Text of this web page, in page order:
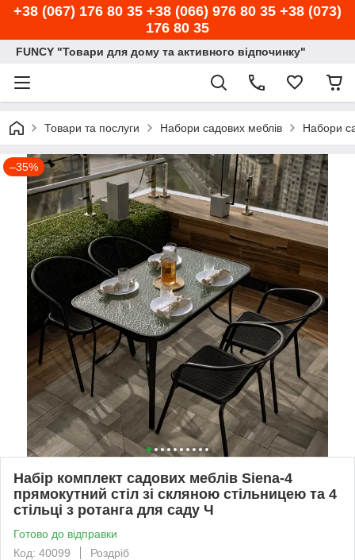
+38 (067) 176 80 35 +38 (066) 976 80 35 +38 (073)
176 80 35
FUNCY "Товари для дому та активного відпочинку"
Товари та послуги Набори садових меблів Набори
–35%
Набір комплект садових меблів Siena-4
прямокутний стіл зі скляною стільницею та 4
стільці з ротанга для саду Ч
Готово до відправки
Код: 40099
Роздріб